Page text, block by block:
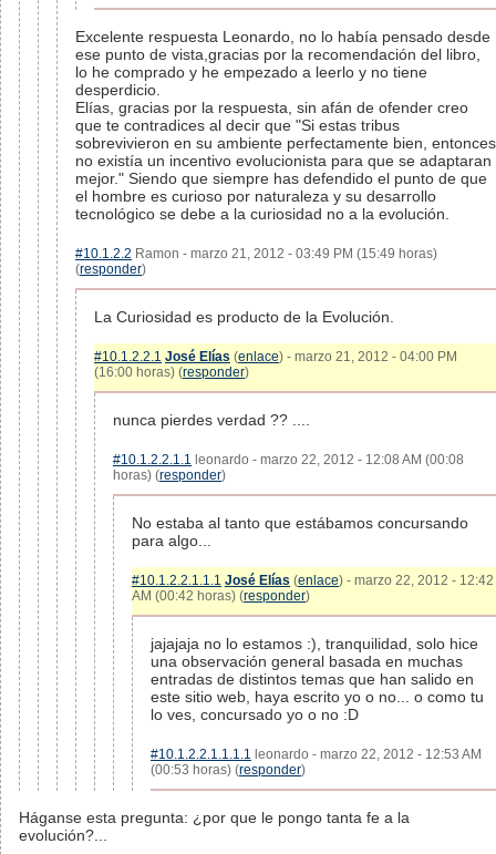
Excelente respuesta Leonardo, no lo había pensado desde
ese punto de vista,gracias por la recomendación del libro,
lo he comprado y he empezado a leerlo y no tiene
desperdicio.
Elías, gracias por la respuesta, sin afán de ofender creo
que te contradices al decir que "Si estas tribus
sobrevivieron en su ambiente perfectamente bien, entonces
no existía un incentivo evolucionista para que se adaptaran
mejor." Siendo que siempre has defendido el punto de que
el hombre es curioso por naturaleza y su desarrollo
tecnológico se debe a la curiosidad no a la evolución.
#10.1.2.2 Ramon - marzo 21, 2012 - 03:49 PM (15:49 horas)
(responder)
La Curiosidad es producto de la Evolución.
#10.1.2.2.1 José Elías (enlace) - marzo 21, 2012 - 04:00 PM
(16:00 horas) (responder)
nunca pierdes verdad ?? ....
#10.1.2.2.1.1 leonardo - marzo 22, 2012 - 12:08 AM (00:08
horas) (responder)
No estaba al tanto que estábamos concursando
para algo...
#10.1.2.2.1.1.1 José Elías (enlace) - marzo 22, 2012 - 12:42
AM (00:42 horas) (responder)
jajajaja no lo estamos :), tranquilidad, solo hice
una observación general basada en muchas
entradas de distintos temas que han salido en
este sitio web, haya escrito yo o no... o como tu
lo ves, concursado yo o no :D
#10.1.2.2.1.1.1.1 leonardo - marzo 22, 2012 - 12:53 AM
(00:53 horas) (responder)
Háganse esta pregunta: ¿por que le pongo tanta fe a la
evolución?...